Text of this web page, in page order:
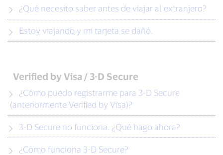
¿Qué necesito saber antes de viajar al extranjero?
Estoy viajando y mi tarjeta se dañó.
Verified by Visa / 3-D Secure
(anteriormente Verified by Visa)?
3-D Secure no funciona. ¿Qué hago ahora?
¿Cómo funciona 3-D Secure?